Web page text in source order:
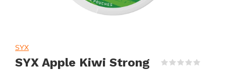
SYX
SYX Apple Kiwi Strong